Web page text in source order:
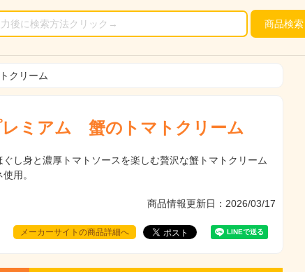
商品検索
クリーム
レミアム 蟹のトマトクリーム
ぐし身と濃厚トマトソースを楽しむ贅沢な蟹トマトクリーム
用。
商品情報更新日：2026/03/17
メーカーサイトの商品詳細へ